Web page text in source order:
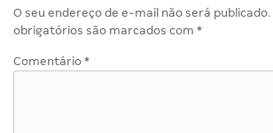
O seu endereço de e-mail não será publicado.
obrigatórios são marcados com *
Comentário *